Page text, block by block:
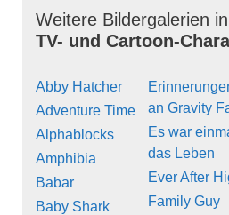
Weitere Bildergalerien
TV- und Cartoon-
Abby Hatcher
Adventure Time
Alphablocks
Amphibia
Babar
Baby Shark
an Gravity
Es war
das Leben
Ever After
Family Guy